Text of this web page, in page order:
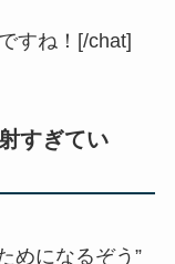
すね！[/chat]
すぎてい
めになるぞう”